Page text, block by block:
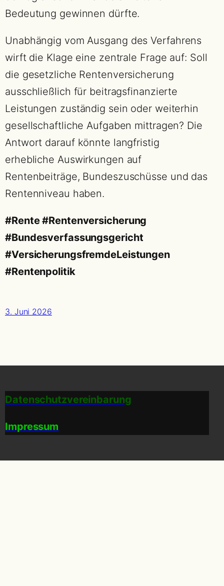
Bedeutung gewinnen dürfte.
Unabhängig vom Ausgang des Verfahrens
wirft die Klage eine zentrale Frage auf: Soll
die gesetzliche Rentenversicherung
ausschließlich für beitragsfinanzierte
Leistungen zuständig sein oder weiterhin
gesellschaftliche Aufgaben mittragen? Die
Antwort darauf könnte langfristig
erhebliche Auswirkungen auf
Rentenbeiträge, Bundeszuschüsse und das
Rentenniveau haben.
#Rente #Rentenversicherung
#Bundesverfassungsgericht
#VersicherungsfremdeLeistungen
#Rentenpolitik
3. Juni 2026
Datenschutzvereinbarung
Impressum